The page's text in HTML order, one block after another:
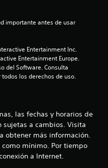
Entertainment Inc.
Entertainment Europe.
del Software. Consulta
los derechos de uso.
las fechas y horarios de
sujetas a cambios. Visita
obtener más información.
mínimo. Por tiempo
a Internet.